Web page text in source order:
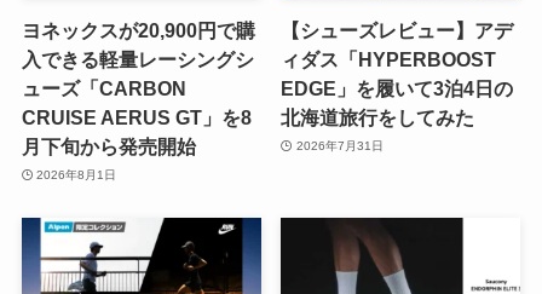
ヨネックスが20,900円で購
入できる軽量レーシングシ
ューズ「CARBON
CRUISE AERUS GT」を8
月下旬から発売開始
2026年8月1日
【シューズレビュー】アデ
ィダス「HYPERBOOST
EDGE」を履いて3泊4日の
北海道旅行をしてみた
2026年7月31日